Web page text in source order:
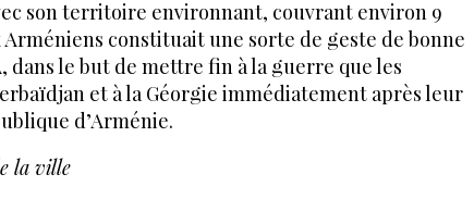
son territoire environnant, couvrant environ 9
Arméniens constituait une sorte de geste de bonne
dans le but de mettre fin à la guerre que les
et à la Géorgie immédiatement après leur
d’Arménie.
la ville